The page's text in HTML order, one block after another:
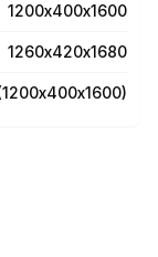
1200х400х1600
1260х420х1680